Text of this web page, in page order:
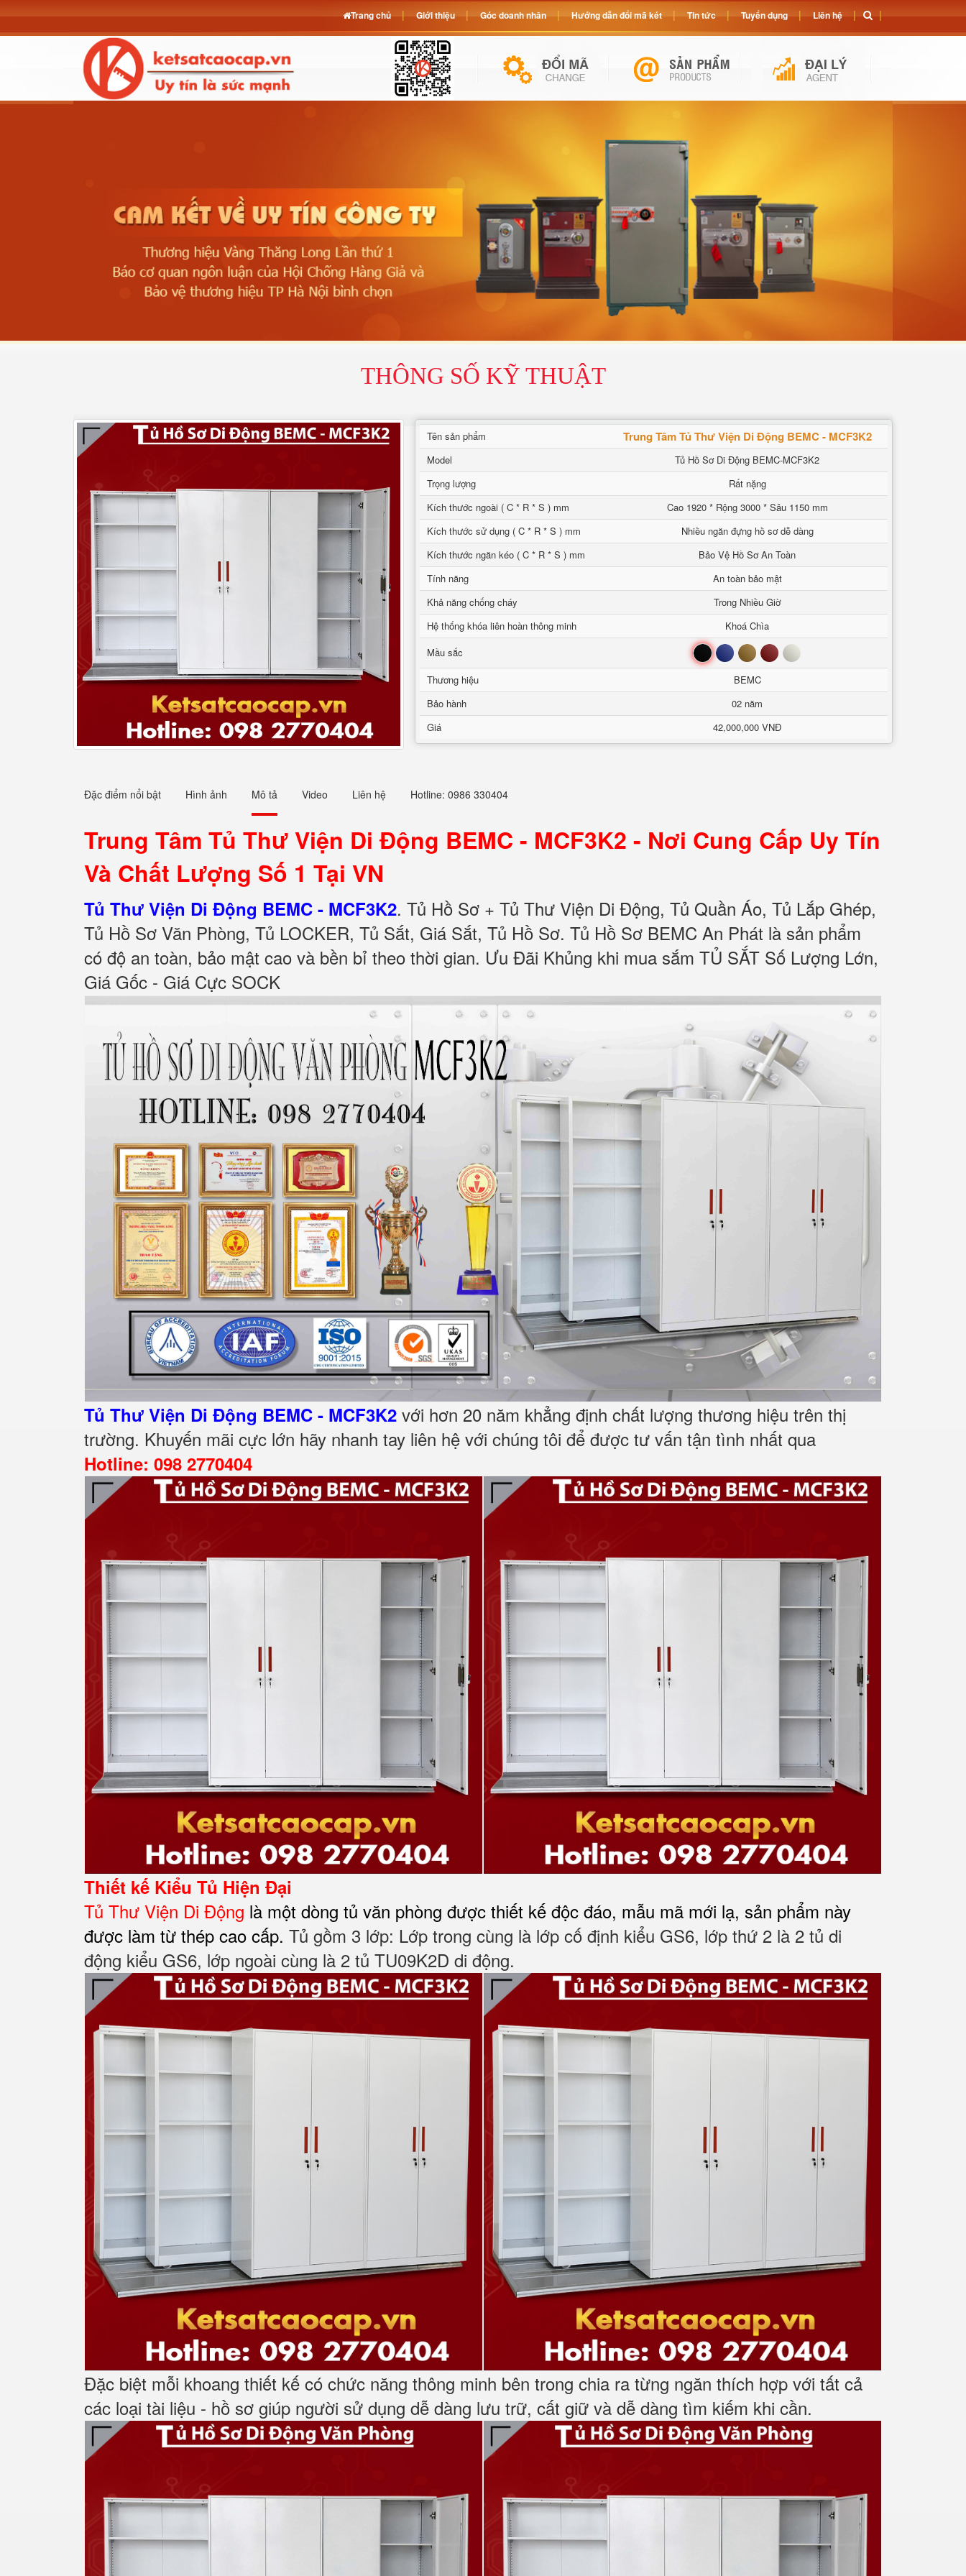
THÔNG SỐ KỸ THUẬT
Tên sản phẩm Trung Tâm Tủ Thư Viện Di Động BEMC - MCF3K2
Model
Tủ Hồ Sơ Di Động BEMC-MCF3K2
Trọng lượng
Rất nặng
Kích thước ngoài ( C * R * S ) mm
Cao 1920 * Rộng 3000 * Sâu 1150 mm
Kích thước sử dụng ( C * R * S ) mm
Nhiều ngăn đựng hồ sơ dễ dàng
Kích thước ngăn kéo ( C * R * S ) mm
Bảo Vệ Hồ Sơ An Toàn
Tính năng
An toàn bảo mật
Khả năng chống cháy
Trong Nhiều Giờ
Hệ thống khóa liên hoàn thông minh
Khoá Chìa
Mầu sắc
Đen Xanh Nâu Đỏ Trắng
Thương hiệu
BEMC
Bảo hành
02 năm
Giá
42,000,000 VNĐ
Đặc điểm nổi bật Hình ảnh Mô tả Video Liên hệ Hotline: 0986 330404
Trung Tâm Tủ Thư Viện Di Động BEMC - MCF3K2 - Nơi Cung Cấp Uy Tín
Và Chất Lượng Số 1 Tại VN
Tủ Thư Viện Di Động BEMC - MCF3K2. Tủ Hồ Sơ + Tủ Thư Viện Di Động, Tủ Quần Áo, Tủ Lắp Ghép,
Tủ Hồ Sơ Văn Phòng, Tủ LOCKER, Tủ Sắt, Giá Sắt, Tủ Hồ Sơ. Tủ Hồ Sơ BEMC An Phát là sản phẩm
có độ an toàn, bảo mật cao và bền bỉ theo thời gian. Ưu Đãi Khủng khi mua sắm TỦ SẮT Số Lượng Lớn,
Giá Gốc - Giá Cực SOCK
Tủ Thư Viện Di Động BEMC - MCF3K2 với hơn 20 năm khẳng định chất lượng thương hiệu trên thị
trường. Khuyến mãi cực lớn hãy nhanh tay liên hệ với chúng tôi để được tư vấn tận tình nhất qua
Hotline: 098 2770404
Thiết kế Kiểu Tủ Hiện Đại
Tủ Thư Viện Di Động là một dòng tủ văn phòng được thiết kế độc đáo, mẫu mã mới lạ, sản phẩm này
được làm từ thép cao cấp. Tủ gồm 3 lớp: Lớp trong cùng là lớp cố định kiểu GS6, lớp thứ 2 là 2 tủ di
động kiểu GS6, lớp ngoài cùng là 2 tủ TU09K2D di động.
Đặc biệt mỗi khoang thiết kế có chức năng thông minh bên trong chia ra từng ngăn thích hợp với tất cả
các loại tài liệu - hồ sơ giúp người sử dụng dễ dàng lưu trữ, cất giữ và dễ dàng tìm kiếm khi cần.
Trang chủ Giới thiệu Góc doanh nhân Hướng dẫn đổi mã két Tin tức Tuyển dụng Liên hệ